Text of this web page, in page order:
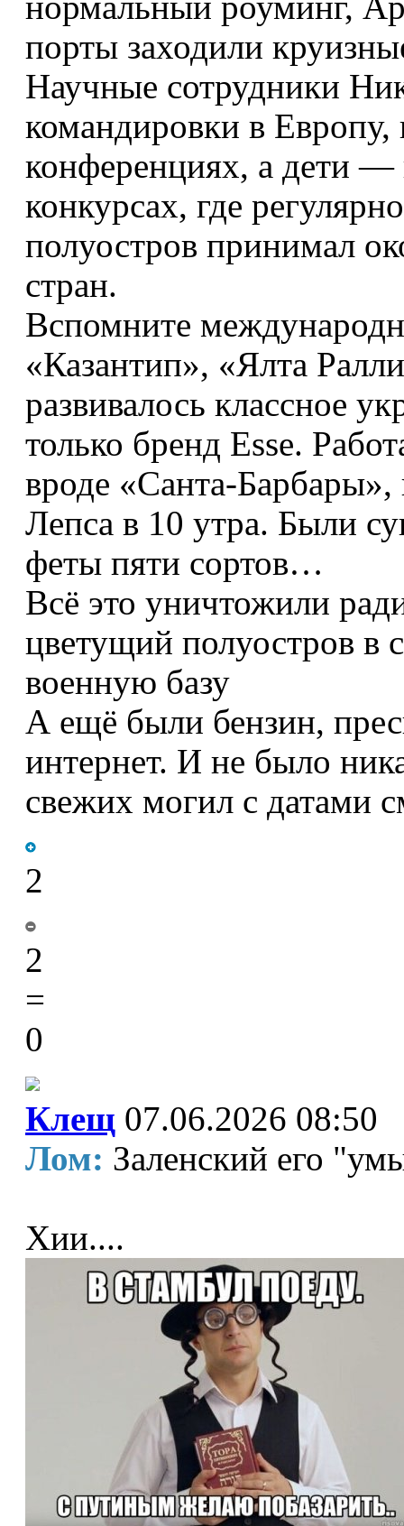
порты заходили
Научные сотрудники
командировки в
конференциях, а дети
конкурсах, где
полуостров принимал
стран.
Вспомните
«Казантип», «Ялта
развивалось классное
только бренд Esse.
вроде «Санта-
Лепса в 10 утра. Были
феты пяти сортов…
Всё это уничтожили
цветущий полуостров в
военную базу
А ещё были бензин,
интернет. И не было
свежих могил с датами
2
2
=
0
Клещ 07.06.2026 08:50
Лом: Заленский его
Хии....